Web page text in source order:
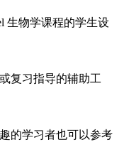
生物学课程的学生设
复习指导的辅助工
的学习者也可以参考